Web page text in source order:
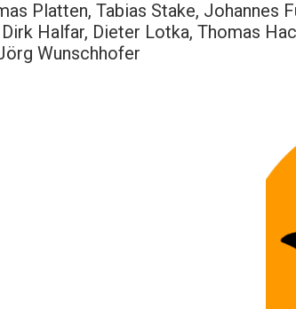
Platten, Tabias Stake, Johannes
Halfar, Dieter Lotka, Thomas
Wunschhofer